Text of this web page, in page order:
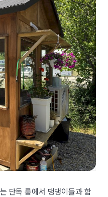
단독 룸에서 댕댕이들과 함